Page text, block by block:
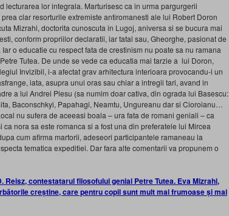
lecturarea lor integrala. Marturisesc ca in urma pargurgerii
clar resorturile extremiste antiromanesti ale lui Robert Doron
Mizrahi, doctorita cunoscuta in Lugoj, aniversa si se bucura mai
conform propriilor declaratii, iar tatal sau, Gheorghe, pasionat de
o educatie cu respect fata de crestinism nu poate sa nu ramana
Tutea. De unde se vede ca educatia mai tarzie a lui Doron,
Invizibil, i-a afectat grav arhitectura interioara provocandu-i un
iata, asupra unui oras sau chiar a intregii tari, avand in
a lui Andrei Plesu (sa numim doar cativa, din ograda lui Basescu:
Baconschkyi, Papahagi, Neamtu, Ungureanu dar si Cioroianu…
nu sufera de aceeasi boala – ura fata de romani geniali – ca
nora sa este romanca si a fost una din preferatele lui Mircea
cum afirma martorii, adeseori participantele ramaneau la
tematica expeditiei. Dar fara alte comentarii va propunem o
contestatarul filosofului genial Petre Tutea. Eva Mizrahi,
creștine, care pentru copii sunt mult mai frumoase și mai